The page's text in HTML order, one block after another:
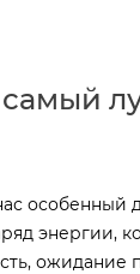
самый
особенный
энергии,